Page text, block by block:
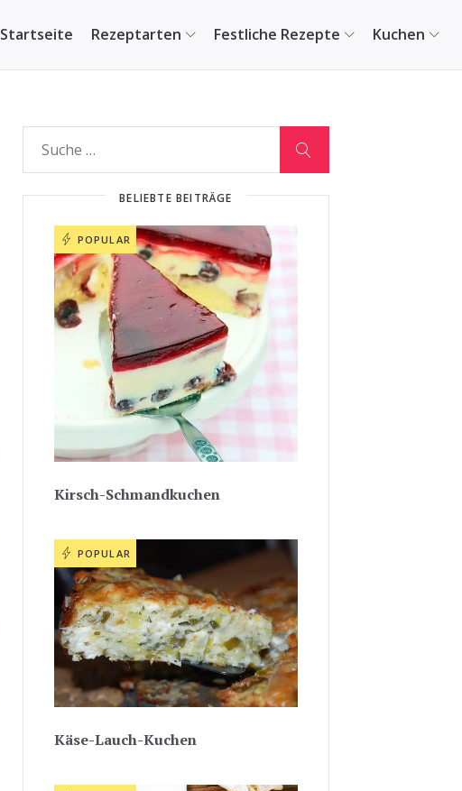
Startseite Rezeptarten Festliche Rezepte Kuchen
BELIEBTE BEITRÄGE
POPULAR
Kirsch-Schmandkuchen
POPULAR
Käse-Lauch-Kuchen